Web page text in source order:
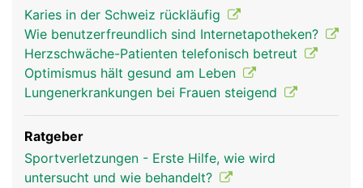
Karies in der Schweiz rückläufig
Wie benutzerfreundlich sind Internetapotheken?
Herzschwäche-Patienten telefonisch betreut
Optimismus hält gesund am Leben
Lungenerkrankungen bei Frauen steigend
Ratgeber
Sportverletzungen - Erste Hilfe, wie wird
untersucht und wie behandelt?